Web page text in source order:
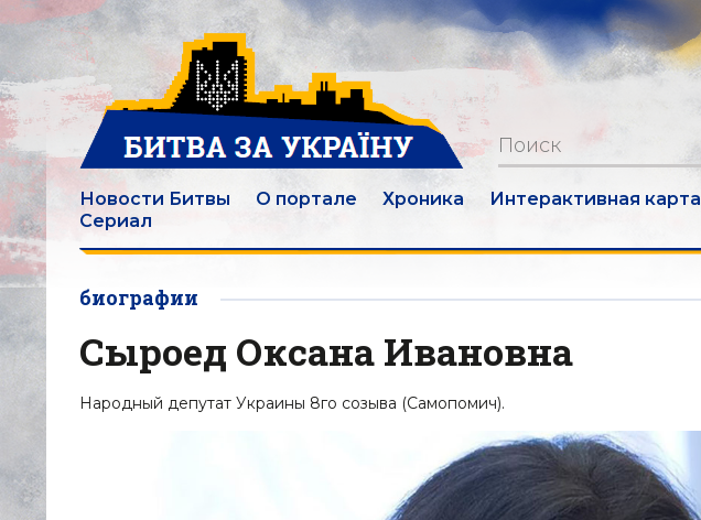
Новости Битвы О портале Хроника Интерактивная карта
Сериал
биографии
Сыроед Оксана Ивановна
Народный депутат Украины 8го созыва (Самопомич).